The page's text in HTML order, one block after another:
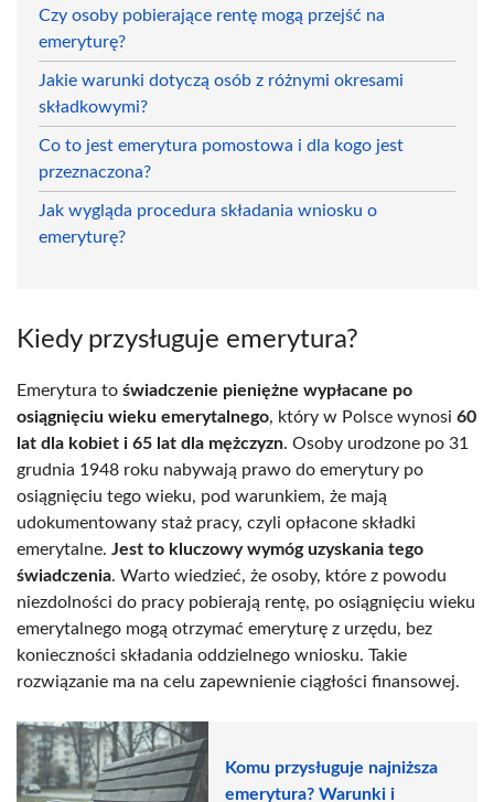
Czy osoby pobierające rentę mogą przejść na
emeryturę?
Jakie warunki dotyczą osób z różnymi okresami
składkowymi?
Co to jest emerytura pomostowa i dla kogo jest
przeznaczona?
Jak wygląda procedura składania wniosku o
emeryturę?
Kiedy przysługuje emerytura?
Emerytura to świadczenie pieniężne wypłacane po
osiągnięciu wieku emerytalnego, który w Polsce wynosi 60
lat dla kobiet i 65 lat dla mężczyzn. Osoby urodzone po 31
grudnia 1948 roku nabywają prawo do emerytury po
osiągnięciu tego wieku, pod warunkiem, że mają
udokumentowany staż pracy, czyli opłacone składki
emerytalne. Jest to kluczowy wymóg uzyskania tego
świadczenia. Warto wiedzieć, że osoby, które z powodu
niezdolności do pracy pobierają rentę, po osiągnięciu wieku
emerytalnego mogą otrzymać emeryturę z urzędu, bez
konieczności składania oddzielnego wniosku. Takie
rozwiązanie ma na celu zapewnienie ciągłości finansowej.
Komu przysługuje najniższa
emerytura? Warunki i